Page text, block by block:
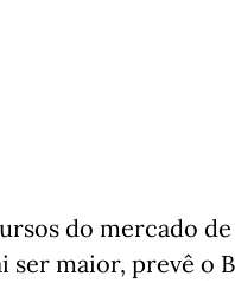
do mercado
ser maior, prevê o